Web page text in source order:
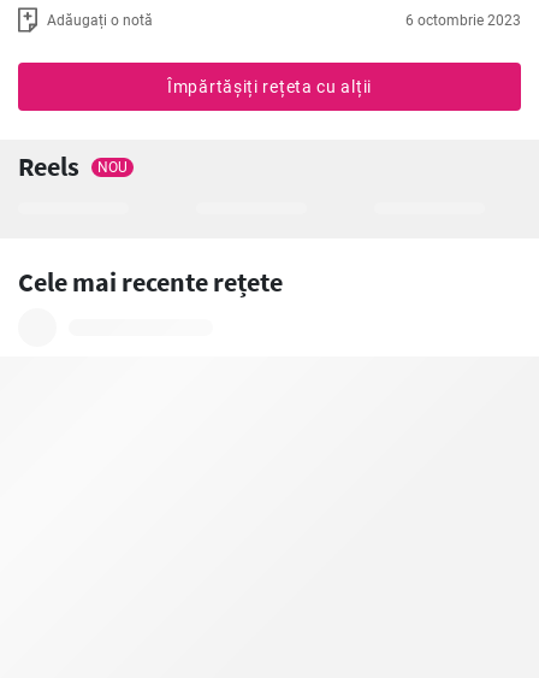
Adăugați o notă 6 octombrie 2023
Împărtășiți rețeta cu alții
Reels NOU
Cele mai recente rețete